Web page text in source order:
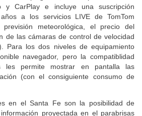
ocho pulgadas, es compatible con los
y CarPlay e incluye una suscripción
a los servicios LIVE de TomTom
meteorológica, el precio del
de las cámaras de control de velocidad
Para los dos niveles de equipamiento
navegador, pero la compatiblidad
les permite mostrar en pantalla las
(con el consiguiente consumo de
en el Santa Fe son la posibilidad de